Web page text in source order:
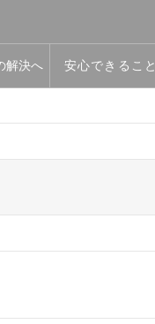
解決へ 安心できること